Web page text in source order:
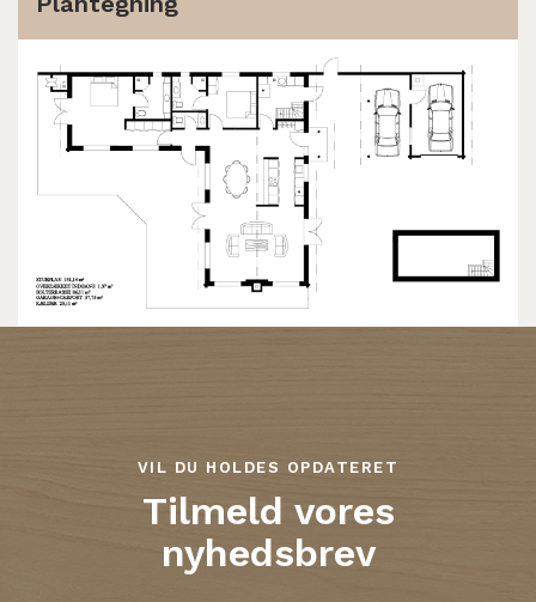
VIL DU HOLDES OPDATERET
Tilmeld vores
nyhedsbrev